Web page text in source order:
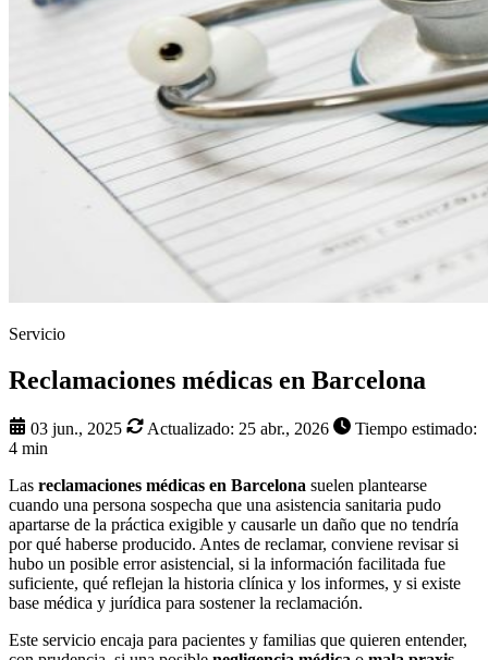
Servicio
Reclamaciones médicas en Barcelona
03 jun., 2025 Actualizado: 25 abr., 2026
Tiempo estimado:
4 min
Las reclamaciones médicas en Barcelona suelen plantearse
cuando una persona sospecha que una asistencia sanitaria pudo
apartarse de la práctica exigible y causarle un daño que no tendría
por qué haberse producido. Antes de reclamar, conviene revisar si
hubo un posible error asistencial, si la información facilitada fue
suficiente, qué reflejan la historia clínica y los informes, y si existe
base médica y jurídica para sostener la reclamación.
Este servicio encaja para pacientes y familias que quieren entender,